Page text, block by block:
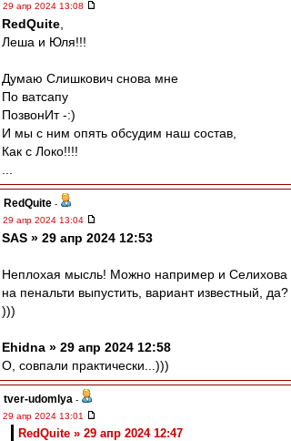
29 апр 2024 13:08
RedQuite
Леша и Юля!!!
Думаю Слишкович снова мне
По ватсапу
ПозвонИт -:)
И мы с ним опять обсудим наш состав,
Как с Локо!!!!
RedQuite -
29 апр 2024 13:04
SAS » 29 апр 2024 12:53
Неплохая мысль! Можно например и Селихова
на пенальти выпустить, вариант известный, да?
)))
Ehidna » 29 апр 2024 12:58
О, совпали практически...)))
tver-udomlya -
29 апр 2024 13:01
RedQuite » 29 апр 2024 12:47